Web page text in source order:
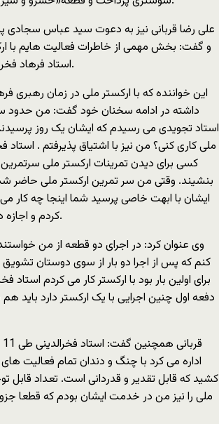
علی رضا قربانی نیز به دعوت سید عباس سجادی
و گفت: بخش مهمی از خاطرات فعالیت هایم با
استاد فرهاد فخرالدینی مربوط می شود.
این خواننده که با ارکستر ملی در زمان رهبری
داشته در ادامه سخنان خود گفت: من
استاد تجویدی می رسیدم که ایشان یک روز
ملی کاری کنی؟ من نیز با اشتیاق پذیرفتم . استاد
کسی برای دیدن تمرینات ارکستر ملی
بنشیند. وقتی من سر تمرین ارکستر ملی حاضر
ایشان با ابهت خاصی پرسید شما اینجا چه کار
کردم و اجازه دادن که در سالن باشم.
وی عنوان کرد: در اجرای دو قطعه از من
کنم که پس از اجرا دو بار از سوی دوستان تشویق
برای اولین بار بود با ارکستر کار می کردم استاد
دفعه اول چنین اجرایی با یک ارکستر دارد باید هم
اداره می کرد با چنگ و دندان تمام فعالیت
کشید که قابل تقدیر و قدردانی است. تعداد قابل
ملی را نیز من در خدمت ایشان بودم که قطعا